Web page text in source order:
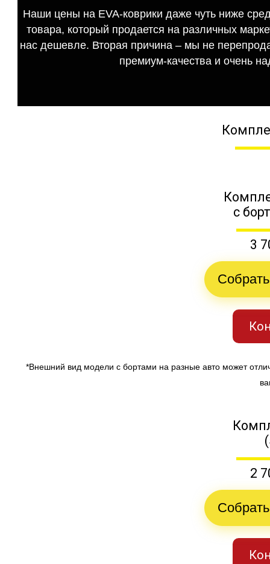
Наши цены на EVA-коврики даже чуть ниже
товара, который продается на различных
нас дешевле. Вторая причина – мы не
премиум-качества и очень
с
3
*Внешний вид модели с бортами на разные авто может
2